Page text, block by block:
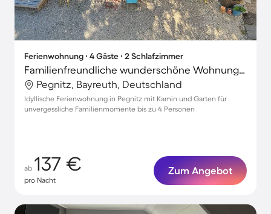
Ferienwohnung ∙ 4 Gäste ∙ 2 Schlafzimmer
Familienfreundliche wunderschöne Wohnung mit Grill, Terrasse und Garten | Perfekt für die Arbeit von Zuhause
Pegnitz, Bayreuth, Deutschland
Idyllische Ferienwohnung in Pegnitz mit Kamin und Garten für
unvergessliche Familienmomente bis zu 4 Personen
ab 137 €
pro Nacht
Zum Angebot